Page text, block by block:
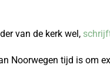
van de kerk wel,
Noorwegen tijd is om